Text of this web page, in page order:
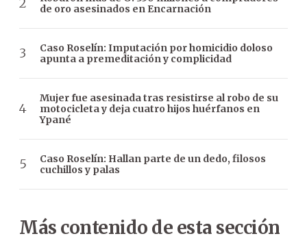
de oro asesinados en Encarnación
Caso Roselín: Imputación por homicidio doloso
apunta a premeditación y complicidad
Mujer fue asesinada tras resistirse al robo de su
motocicleta y deja cuatro hijos huérfanos en
Ypané
Caso Roselín: Hallan parte de un dedo, filosos
cuchillos y palas
Más contenido de esta sección